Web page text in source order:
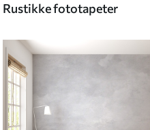
Rustikke fototapeter